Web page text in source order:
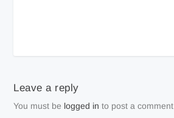
Leave a reply
You must be logged in to post a